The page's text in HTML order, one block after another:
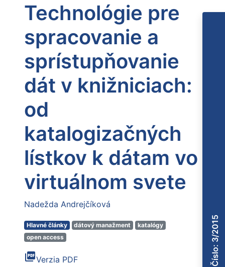
Technológie pre
spracovanie a
sprístupňovanie
dát v knižniciach:
od
katalogizačných
lístkov k dátam vo
virtuálnom svete
Nadežda Andrejčíková
Hlavné články dátový manažment
katalógy
open access
picture_as_pdfVerzia PDF Číslo: 3/2015